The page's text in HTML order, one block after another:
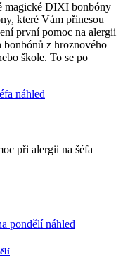
magické DIXI bonbóny
které Vám přinesou
první pomoc na alergii
z hroznového
škole. To se po
náhled
při alergii na šéfa
náhled